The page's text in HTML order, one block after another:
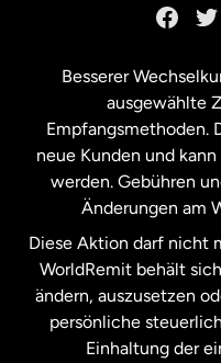
Malaysia
Neuseeland
Niederlande
Schweden
Besserer
ausgewählte
Empfangsmethoden.
neue Kunden und
werden. Gebühren
Änderungen am
Diese Aktion darf nicht
WorldRemit behält
ändern, auszusetzen
persönliche
Einhaltung der